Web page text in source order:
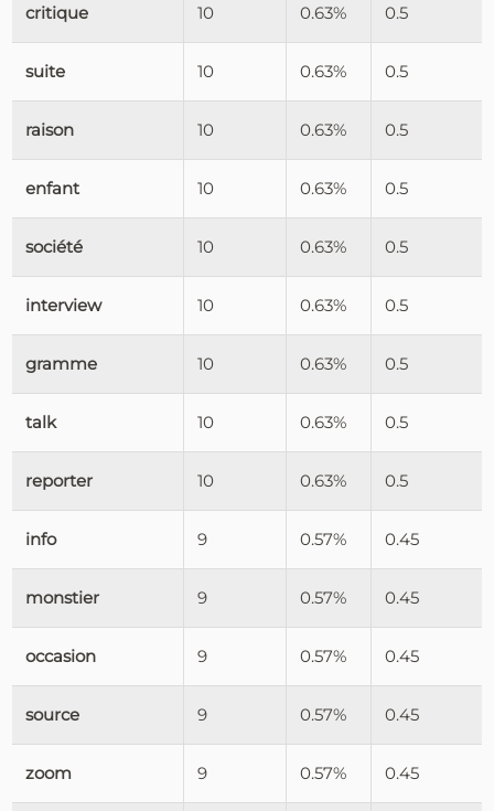
critique 10 0.63% 0.5
suite 10 0.63% 0.5
raison 10 0.63% 0.5
enfant 10 0.63% 0.5
société 10 0.63% 0.5
interview 10 0.63% 0.5
gramme 10 0.63% 0.5
talk 10 0.63% 0.5
reporter 10 0.63% 0.5
info 9 0.57% 0.45
monstier 9 0.57% 0.45
occasion 9 0.57% 0.45
source 9 0.57% 0.45
zoom 9 0.57% 0.45